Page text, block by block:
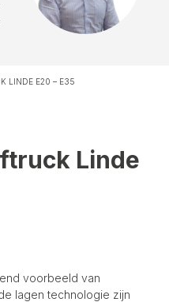
LINDE E20 – E35
Linde
voorbeeld van
lagen technologie zijn